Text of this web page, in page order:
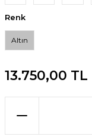
Renk
Altın
13.750,00 TL